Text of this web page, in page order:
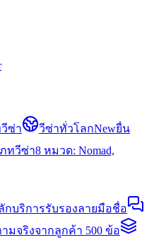
ซ่า วีซ่าทั่วโลกNewยื่น
ทวีซ่า8 หมวด: Nomad,
กบริการรับรองลายมือชื่อ
มจริงจากลูกค้า 500 ข้อ